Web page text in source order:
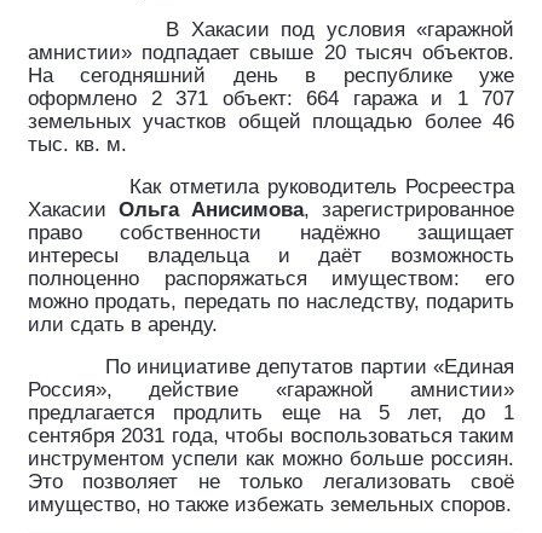
В Хакасии под условия «гаражной
амнистии» подпадает свыше 20 тысяч объектов.
На сегодняшний день в республике уже
оформлено 2 371 объект: 664 гаража и 1 707
земельных участков общей площадью более 46
тыс. кв. м.
Как отметила руководитель Росреестра
Хакасии Ольга Анисимова, зарегистрированное
право собственности надёжно защищает
интересы владельца и даёт возможность
полноценно распоряжаться имуществом: его
можно продать, передать по наследству, подарить
или сдать в аренду.
По инициативе депутатов партии «Единая
Россия», действие «гаражной амнистии»
предлагается продлить еще на 5 лет, до 1
сентября 2031 года, чтобы воспользоваться таким
инструментом успели как можно больше россиян.
Это позволяет не только легализовать своё
имущество, но также избежать земельных споров.